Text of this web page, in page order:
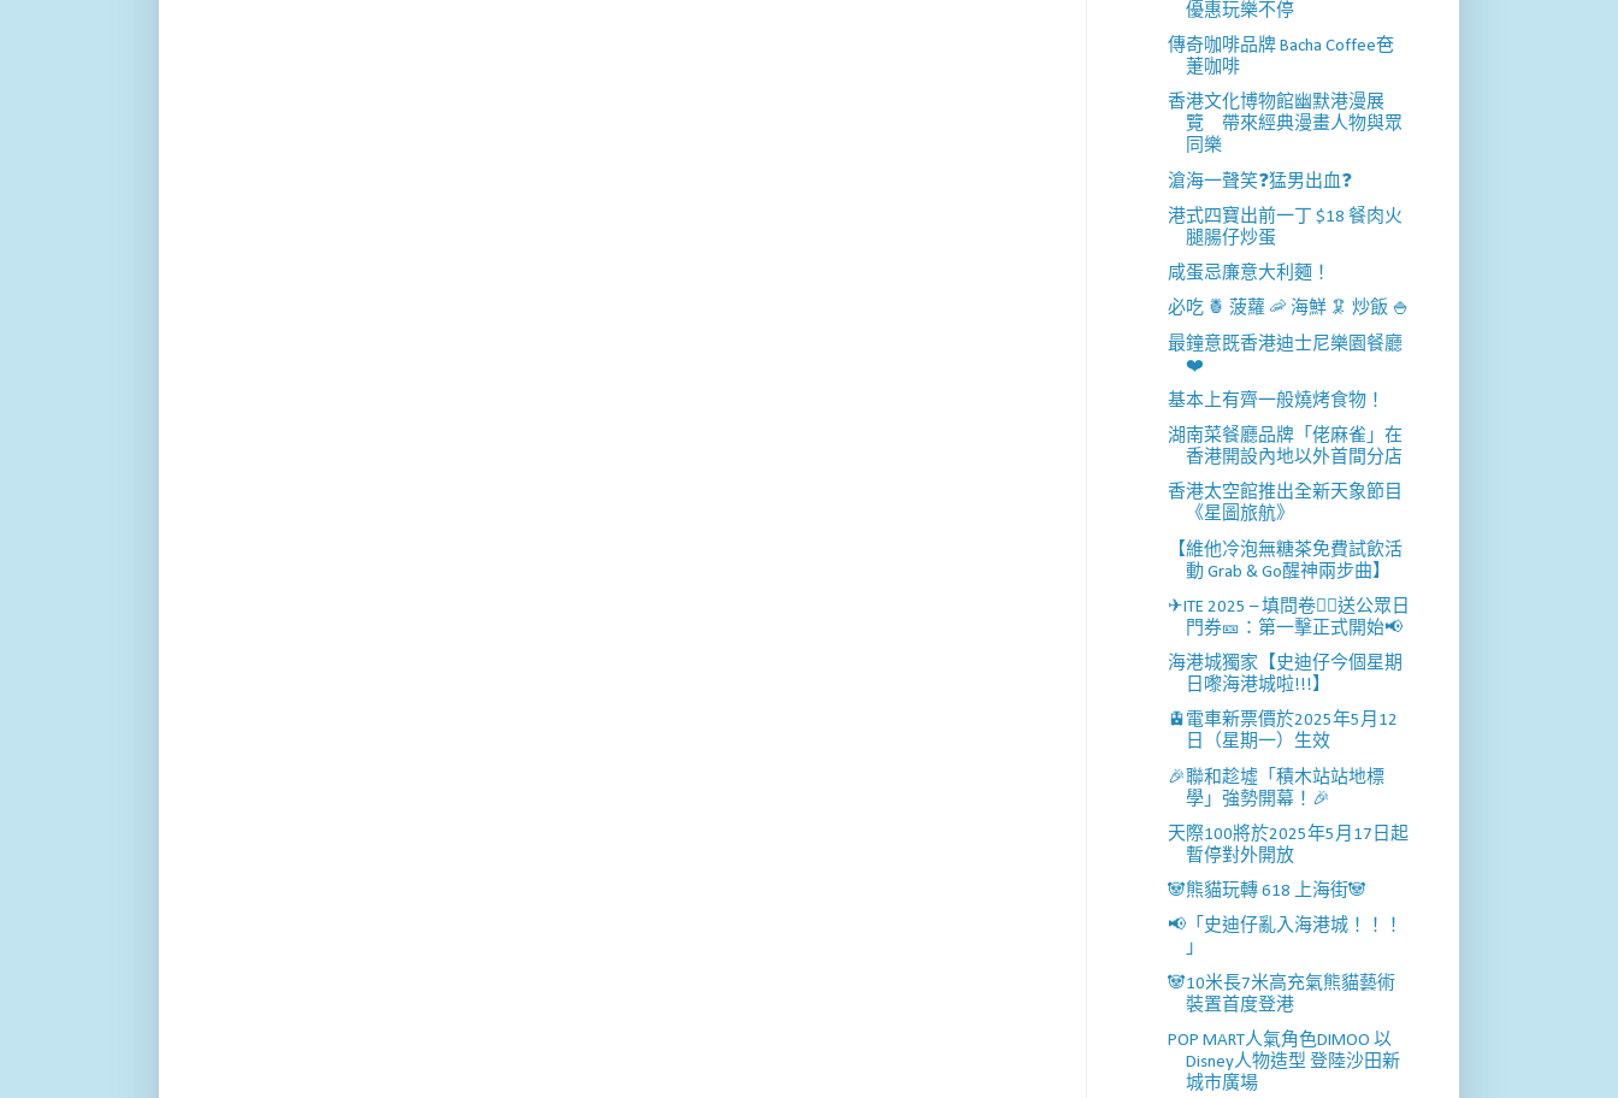
優惠玩樂不停
傳奇咖啡品牌 Bacha Coffee夿
萐咖啡
香港文化博物館幽默港漫展
覽 帶來經典漫畫人物與眾
同樂
滄海一聲笑❓猛男出血❓
港式四寶出前一丁 $18 餐肉火
腿腸仔炒蛋
咸蛋忌廉意大利麵！
必吃 🍍 菠蘿 🦐 海鮮 🦑 炒飯 🍚
最鐘意既香港迪士尼樂園餐廳
❤️
基本上有齊一般燒烤食物！
湖南菜餐廳品牌「佬麻雀」在
香港開設內地以外首間分店
香港太空館推出全新天象節目
《星圖旅航》
【維他冷泡無糖茶免費試飲活
動 Grab & Go醒神兩步曲】
✈ITE 2025 – 填問卷✍🏻送公眾日
門券🎫：第一擊正式開始📢
海港城獨家【史迪仔今個星期
日嚟海港城啦!!!】
🚊電車新票價於2025年5月12
日（星期一）生效
🎉聯和趁墟「積木站站地標
學」強勢開幕！🎉
天際100將於2025年5月17日起
暫停對外開放
🐼熊貓玩轉 618 上海街🐼
📢「史迪仔亂入海港城！！！
」
🐼10米長7米高充氣熊貓藝術
裝置首度登港
POP MART人氣角色DIMOO 以
Disney人物造型 登陸沙田新
城市廣場